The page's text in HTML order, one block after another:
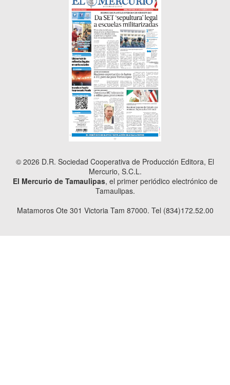
© 2026 D.R. Sociedad Cooperativa de Producción Editora, El
Mercurio, S.C.L.
El Mercurio de Tamaulipas, el primer periódico electrónico de
Tamaulipas.
Matamoros Ote 301 Victoria Tam 87000. Tel (834)172.52.00